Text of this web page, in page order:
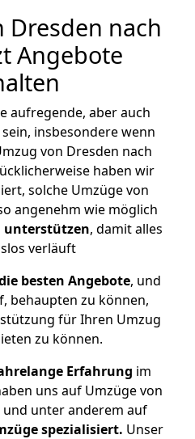
Dresden nach
Angebote
aufregende, aber auch
sein, insbesondere wenn
von Dresden nach
haben wir
solche Umzüge von
angenehm wie möglich
unterstützen, damit alles
verläuft
besten Angebote, und
behaupten zu können,
für Ihren Umzug
zu können.
Erfahrung im
uns auf Umzüge von
und unter anderem auf
spezialisiert. Unser